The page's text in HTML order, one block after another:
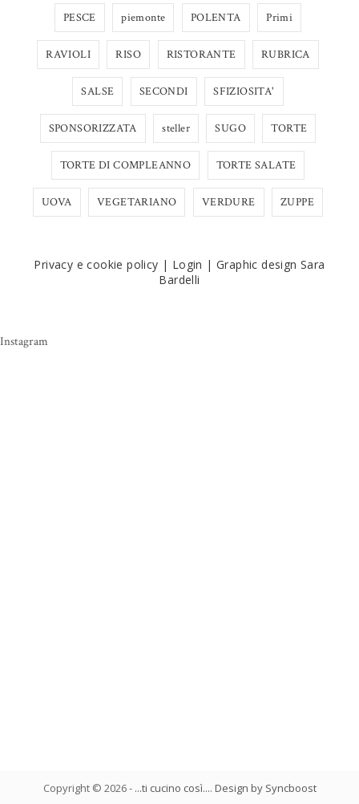
PESCE piemonte POLENTA Primi
RAVIOLI RISO RISTORANTE RUBRICA
SALSE SECONDI SFIZIOSITA'
SPONSORIZZATA steller SUGO TORTE
TORTE DI COMPLEANNO TORTE SALATE
UOVA VEGETARIANO VERDURE ZUPPE
Privacy e cookie policy | Login | Graphic design Sara
Bardelli
Instagram
Copyright © 2026- ...ti cucino così.... Design by Syncboost